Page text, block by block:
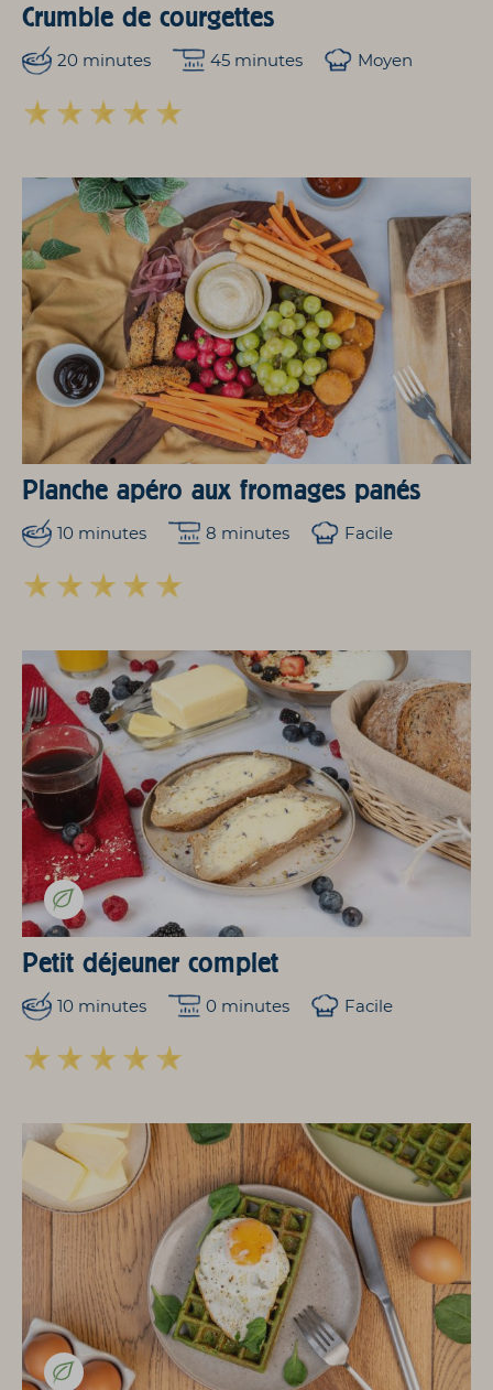
Crumble de courgettes
20 minutes 45 minutes Moyen
Planche apéro aux fromages panés
10 minutes 8 minutes Facile
Petit déjeuner complet
10 minutes 0 minutes Facile